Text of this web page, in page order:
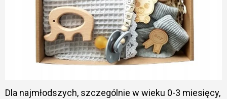
Dla najmłodszych, szczególnie w wieku 0-3 miesięcy,